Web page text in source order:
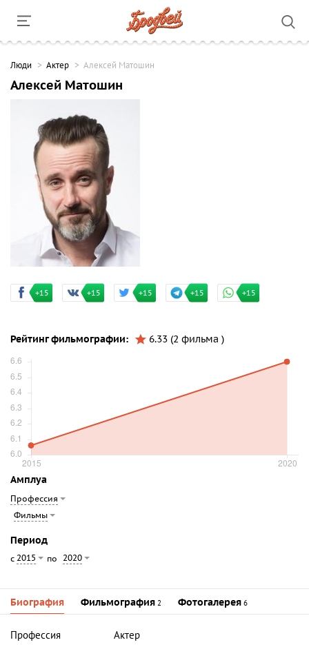
Люди Актер Алексей Матошин
Алексей Матошин
+15 +15 +15 +15 +15
Рейтинг фильмографии: 6.33 (2 фильма )
Амплуа
Профессия
Фильмы
Период
с 2015 по 2020
Биография Фильмография 2 Фотогалерея 6
Профессия
Актер